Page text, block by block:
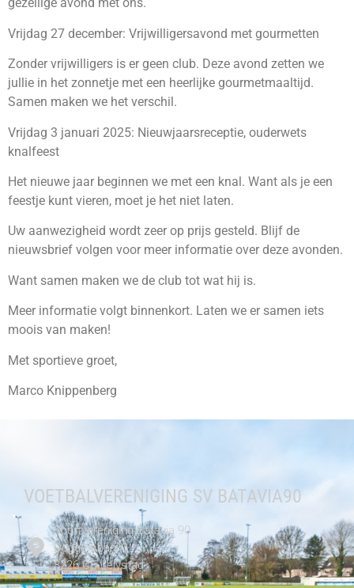
gezellige avond met ons.
Vrijdag 27 december: Vrijwilligersavond met gourmetten
Zonder vrijwilligers is er geen club. Deze avond zetten we
jullie in het zonnetje met een heerlijke gourmetmaaltijd.
Samen maken we het verschil.
Vrijdag 3 januari 2025: Nieuwjaarsreceptie, ouderwets
knalfeest
Het nieuwe jaar beginnen we met een knal. Want als je een
feestje kunt vieren, moet je het niet laten.
Uw aanwezigheid wordt zeer op prijs gesteld. Blijf de
nieuwsbrief volgen voor meer informatie over deze avonden.
Want samen maken we de club tot wat hij is.
Meer informatie volgt binnenkort. Laten we er samen iets
moois van maken!
Met sportieve groet,
Marco Knippenberg
VOETBALVERENIGING SV BATAVIA90
Sportvereniging Batavia 90
Doggersbank3
8226 CE Lelystad